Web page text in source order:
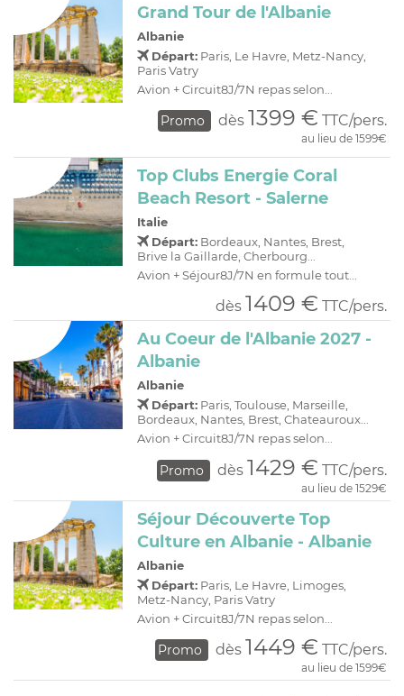
Grand Tour de l'Albanie
Albanie
Départ: Paris, Le Havre, Metz-Nancy,
Paris Vatry
Avion + Circuit8J/7N repas selon...
Promo dès 1399 € TTC/pers.
au lieu de 1599€
Top Clubs Energie Coral
Beach Resort - Salerne
Italie
Départ: Bordeaux, Nantes, Brest,
Brive la Gaillarde, Cherbourg...
Avion + Séjour8J/7N en formule tout...
dès 1409 € TTC/pers.
Au Coeur de l'Albanie 2027 -
Albanie
Albanie
Départ: Paris, Toulouse, Marseille,
Bordeaux, Nantes, Brest, Chateauroux...
Avion + Circuit8J/7N repas selon...
Promo dès 1429 € TTC/pers.
au lieu de 1529€
Séjour Découverte Top
Culture en Albanie - Albanie
Albanie
Départ: Paris, Le Havre, Limoges,
Metz-Nancy, Paris Vatry
Avion + Circuit8J/7N repas selon...
Promo dès 1449 € TTC/pers.
au lieu de 1599€